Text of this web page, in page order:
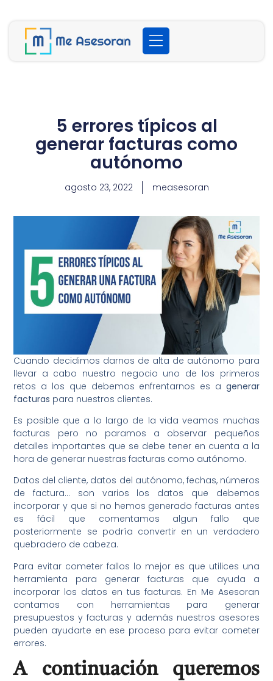
5 errores típicos al
generar facturas como
autónomo
agosto 23, 2022 measesoran
Cuando decidimos darnos de alta de autónomo para
llevar a cabo nuestro negocio uno de los primeros
retos a los que debemos enfrentarnos es a generar
facturas para nuestros clientes.
Es posible que a lo largo de la vida veamos muchas
facturas pero no paramos a observar pequeños
detalles importantes que se debe tener en cuenta a la
hora de generar nuestras facturas como autónomo.
Datos del cliente, datos del autónomo, fechas, números
de factura… son varios los datos que debemos
incorporar y que si no hemos generado facturas antes
es fácil que comentamos algun fallo que
posteriormente se podría convertir en un verdadero
quebradero de cabeza.
Para evitar cometer fallos lo mejor es que utilices una
herramienta para generar facturas que ayuda a
incorporar los datos en tus facturas. En Me Asesoran
contamos con herramientas para generar
presupuestos y facturas y además nuestros asesores
pueden ayudarte en ese proceso para evitar cometer
errores.
A continuación queremos